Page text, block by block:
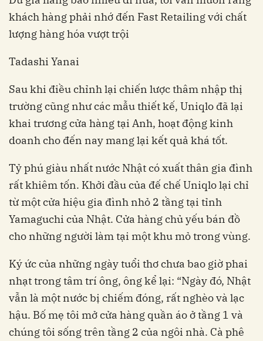
khách hàng phải nhớ đến Fast Retailing với chất
lượng hàng hóa vượt trội
Tadashi Yanai
Sau khi điều chỉnh lại chiến lược thâm nhập thị
trường cũng như các mẫu thiết kế, Uniqlo đã lại
khai trương cửa hàng tại Anh, hoạt động kinh
doanh cho đến nay mang lại kết quả khá tốt.
Tỷ phú giàu nhất nước Nhật có xuất thân gia đình
rất khiêm tốn. Khởi đầu của đế chế Uniqlo lại chỉ
từ một cửa hiệu gia đình nhỏ 2 tầng tại tỉnh
Yamaguchi của Nhật. Cửa hàng chủ yếu bán đồ
cho những người làm tại một khu mỏ trong vùng.
Ký ức của những ngày tuổi thơ chưa bao giờ phai
nhạt trong tâm trí ông, ông kể lại: “Ngày đó, Nhật
vẫn là một nước bị chiếm đóng, rất nghèo và lạc
hậu. Bố mẹ tôi mở cửa hàng quần áo ở tầng 1 và
chúng tôi sống trên tầng 2 của ngôi nhà. Cà phê